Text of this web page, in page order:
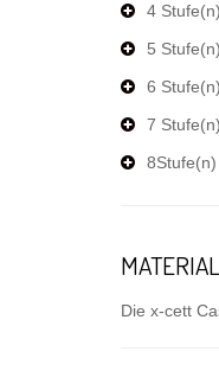
4
5
6
7
Die x-cett